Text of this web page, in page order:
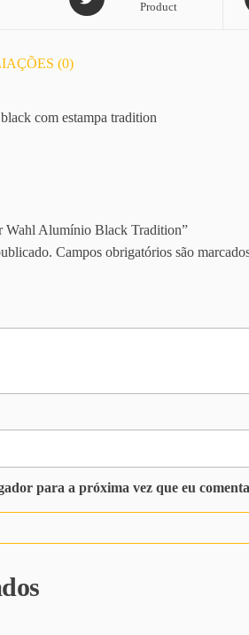
Product
(0)
com estampa tradition
Wahl Alumínio Black Tradition”
Campos obrigatórios são
para a próxima vez que eu